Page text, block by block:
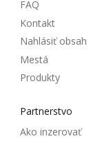
FAQ
Kontakt
Nahlásiť obsah
Mestá
Produkty
Partnerstvo
Ako inzerovať